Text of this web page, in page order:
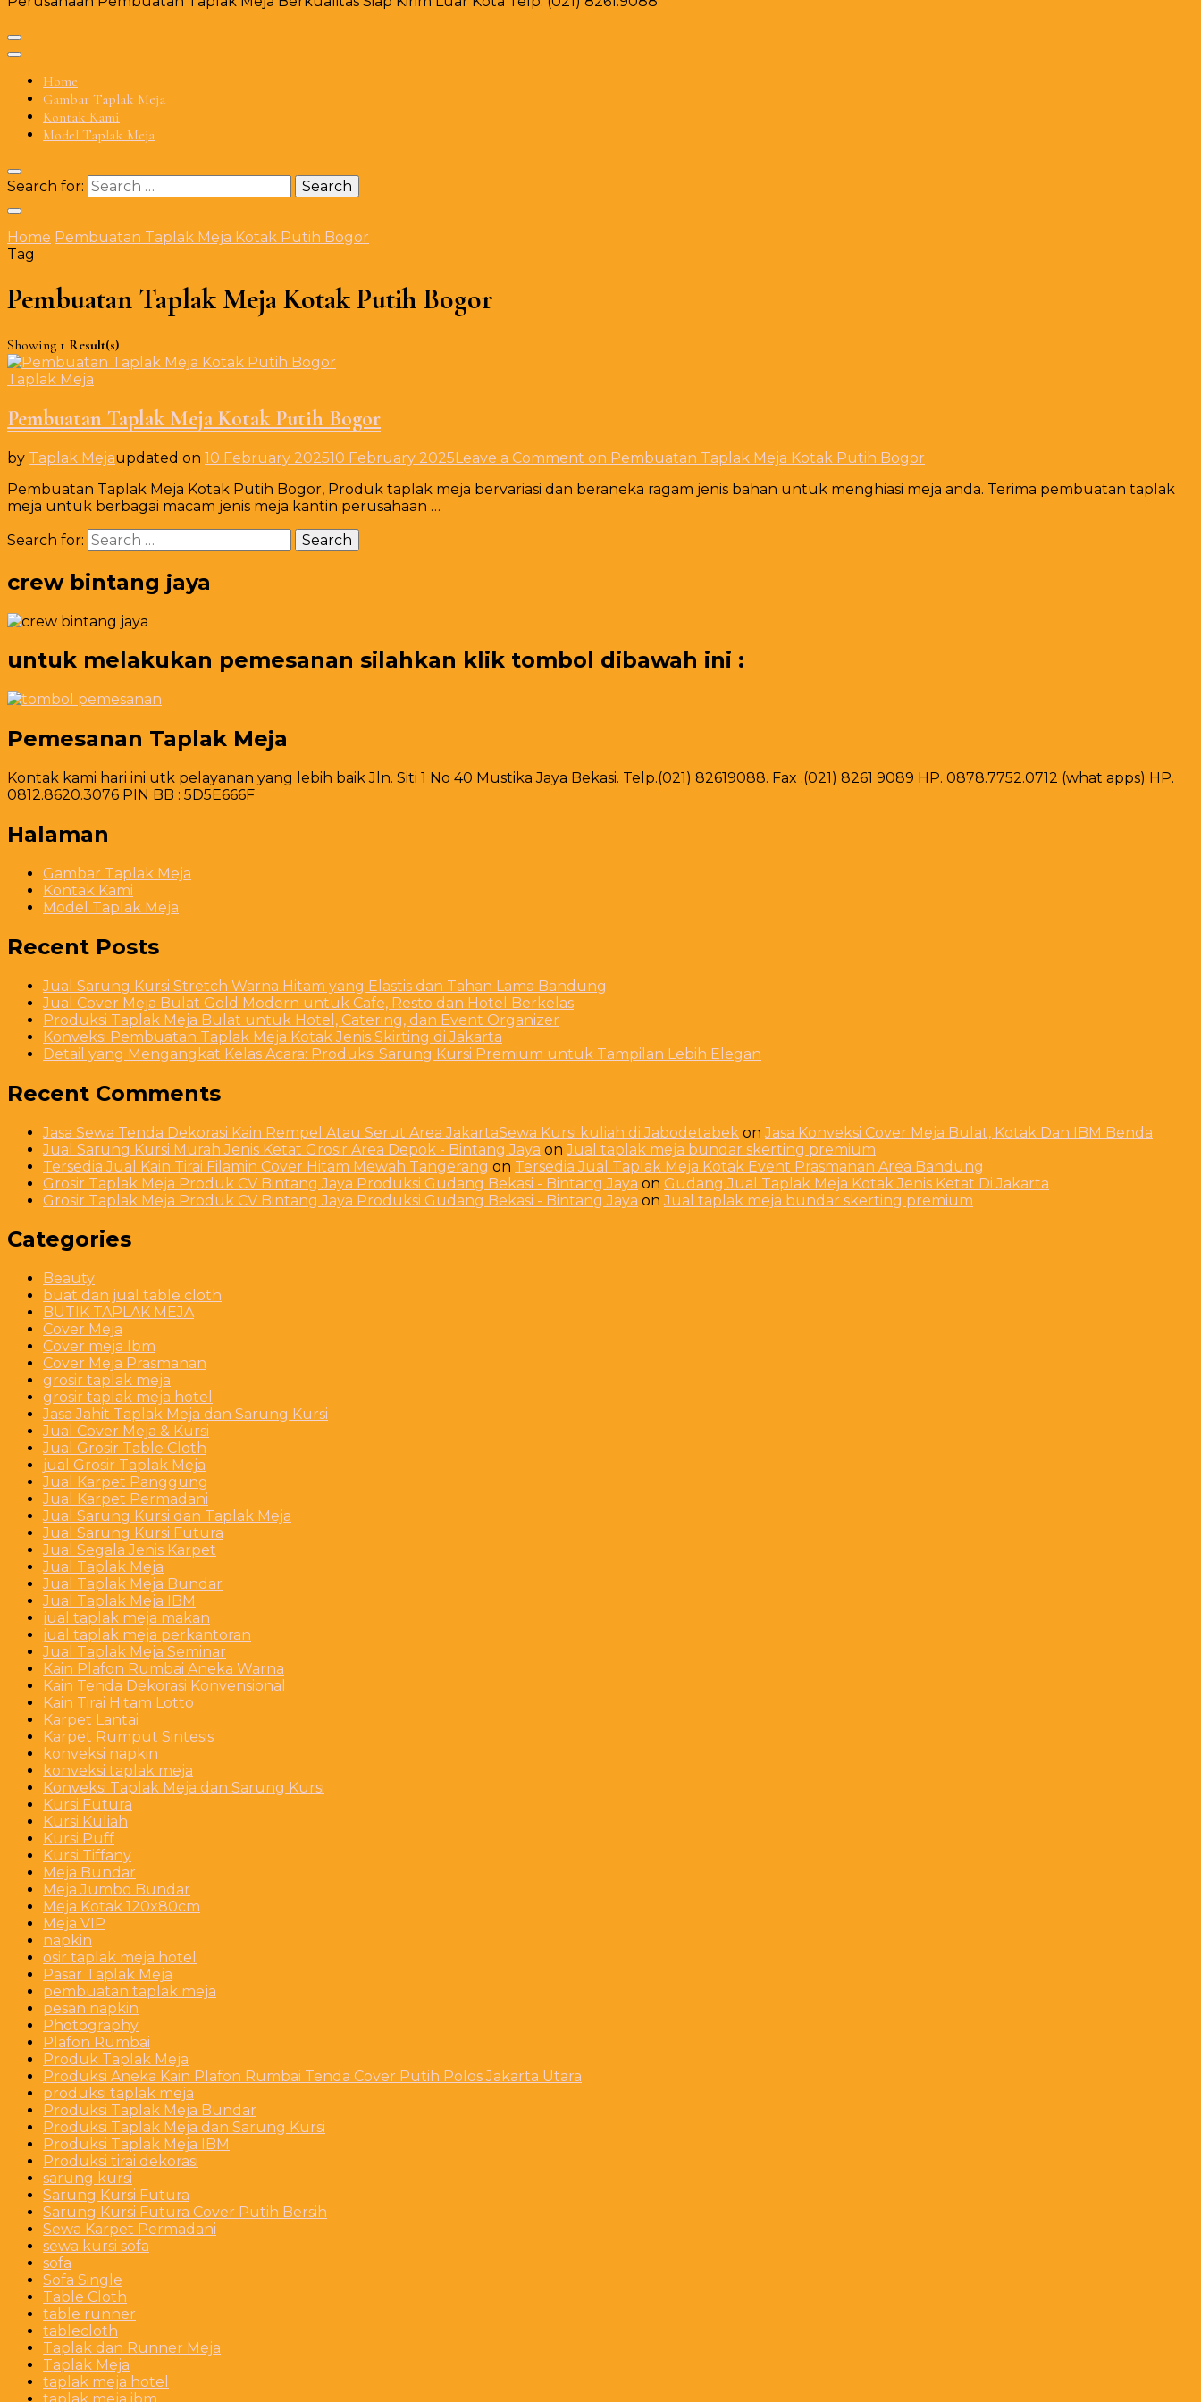
Home
Gambar Taplak Meja
Kontak Kami
Model Taplak Meja
Search for:
Home Pembuatan Taplak Meja Kotak Putih Bogor
Tag
Pembuatan Taplak Meja Kotak Putih Bogor
Showing 1 Result(s)
Taplak Meja
Pembuatan Taplak Meja Kotak Putih Bogor
by Taplak Mejaupdated on 10 February 202510 February 2025Leave a Comment on Pembuatan Taplak Meja Kotak Putih Bogor
Pembuatan Taplak Meja Kotak Putih Bogor, Produk taplak meja bervariasi dan beraneka ragam jenis bahan untuk menghiasi meja anda. Terima pembuatan taplak
meja untuk berbagai macam jenis meja kantin perusahaan …
Search for:
crew bintang jaya
untuk melakukan pemesanan silahkan klik tombol dibawah ini :
Pemesanan Taplak Meja
Kontak kami hari ini utk pelayanan yang lebih baik Jln. Siti 1 No 40 Mustika Jaya Bekasi. Telp.(021) 82619088. Fax .(021) 8261 9089 HP. 0878.7752.0712 (what apps) HP.
0812.8620.3076 PIN BB : 5D5E666F
Halaman
Gambar Taplak Meja
Kontak Kami
Model Taplak Meja
Recent Posts
Jual Sarung Kursi Stretch Warna Hitam yang Elastis dan Tahan Lama Bandung
Jual Cover Meja Bulat Gold Modern untuk Cafe, Resto dan Hotel Berkelas
Produksi Taplak Meja Bulat untuk Hotel, Catering, dan Event Organizer
Konveksi Pembuatan Taplak Meja Kotak Jenis Skirting di Jakarta
Detail yang Mengangkat Kelas Acara: Produksi Sarung Kursi Premium untuk Tampilan Lebih Elegan
Recent Comments
Jasa Sewa Tenda Dekorasi Kain Rempel Atau Serut Area JakartaSewa Kursi kuliah di Jabodetabek onJasa Konveksi Cover Meja Bulat, Kotak Dan IBM Benda
Jual Sarung Kursi Murah Jenis Ketat Grosir Area Depok - Bintang Jaya onJual taplak meja bundar skerting premium
Tersedia Jual Kain Tirai Filamin Cover Hitam Mewah Tangerang on Tersedia Jual Taplak Meja Kotak Event Prasmanan Area Bandung
Grosir Taplak Meja Produk CV Bintang Jaya Produksi Gudang Bekasi - Bintang Jaya on Gudang Jual Taplak Meja Kotak Jenis Ketat Di Jakarta
Grosir Taplak Meja Produk CV Bintang Jaya Produksi Gudang Bekasi - Bintang Jaya onJual taplak meja bundar skerting premium
Categories
Beauty
buat dan jual table cloth
BUTIK TAPLAK MEJA
Cover Meja
Cover meja Ibm
Cover Meja Prasmanan
grosir taplak meja
grosir taplak meja hotel
Jasa Jahit Taplak Meja dan Sarung Kursi
Jual Cover Meja & Kursi
Jual Grosir Table Cloth
jual Grosir Taplak Meja
Jual Karpet Panggung
Jual Karpet Permadani
Jual Sarung Kursi dan Taplak Meja
Jual Sarung Kursi Futura
Jual Segala Jenis Karpet
Jual Taplak Meja
Jual Taplak Meja Bundar
Jual Taplak Meja IBM
jual taplak meja makan
jual taplak meja perkantoran
Jual Taplak Meja Seminar
Kain Plafon Rumbai Aneka Warna
Kain Tenda Dekorasi Konvensional
Kain Tirai Hitam Lotto
Karpet Lantai
Karpet Rumput Sintesis
konveksi napkin
konveksi taplak meja
Konveksi Taplak Meja dan Sarung Kursi
Kursi Futura
Kursi Kuliah
Kursi Puff
Kursi Tiffany
Meja Bundar
Meja Jumbo Bundar
Meja Kotak 120x80cm
Meja VIP
napkin
osir taplak meja hotel
Pasar Taplak Meja
pembuatan taplak meja
pesan napkin
Photography
Plafon Rumbai
Produk Taplak Meja
Produksi Aneka Kain Plafon Rumbai Tenda Cover Putih Polos Jakarta Utara
produksi taplak meja
Produksi Taplak Meja Bundar
Produksi Taplak Meja dan Sarung Kursi
Produksi Taplak Meja IBM
Produksi tirai dekorasi
sarung kursi
Sarung Kursi Futura
Sarung Kursi Futura Cover Putih Bersih
Sewa Karpet Permadani
sewa kursi sofa
sofa
Sofa Single
Table Cloth
table runner
tablecloth
Taplak dan Runner Meja
Taplak Meja
taplak meja hotel